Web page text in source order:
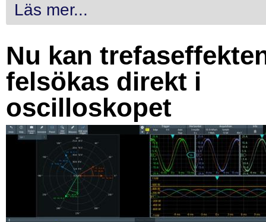
Läs mer...
Nu kan
felsökas direkt i
oscilloskopet